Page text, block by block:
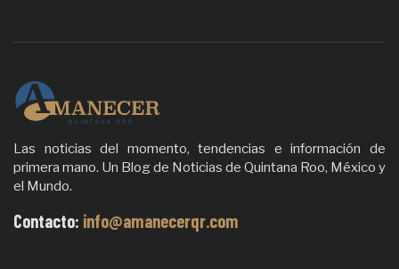
Las noticias del momento, tendencias e información de
primera mano. Un Blog de Noticias de Quintana Roo, México y
el Mundo.
Contacto: info@amanecerqr.com